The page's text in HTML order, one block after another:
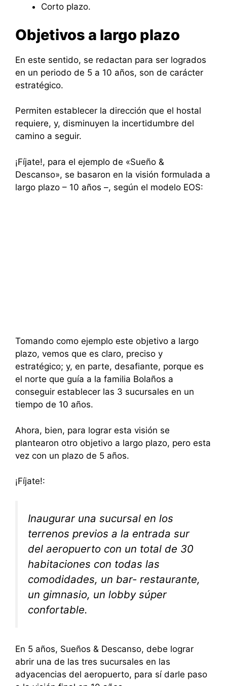
Corto plazo.
Objetivos a largo plazo
En este sentido, se redactan para ser logrados
en un periodo de 5 a 10 años, son de carácter
estratégico.
Permiten establecer la dirección que el hostal
requiere, y, disminuyen la incertidumbre del
camino a seguir.
¡Fíjate!, para el ejemplo de «Sueño &
Descanso», se basaron en la visión formulada a
largo plazo – 10 años –, según el modelo EOS:
Tomando como ejemplo este objetivo a largo
plazo, vemos que es claro, preciso y
estratégico; y, en parte, desafiante, porque es
el norte que guía a la familia Bolaños a
conseguir establecer las 3 sucursales en un
tiempo de 10 años.
Ahora, bien, para lograr esta visión se
plantearon otro objetivo a largo plazo, pero esta
vez con un plazo de 5 años.
¡Fíjate!:
Inaugurar una sucursal en los
terrenos previos a la entrada sur
del aeropuerto con un total de 30
habitaciones con todas las
comodidades, un bar- restaurante,
un gimnasio, un lobby súper
confortable.
En 5 años, Sueños & Descanso, debe lograr
abrir una de las tres sucursales en las
adyacencias del aeropuerto, para sí darle paso